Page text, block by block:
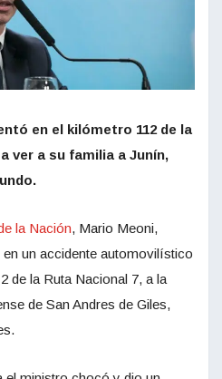
en el kilómetro 112 de la
ver a su familia a Junín,
la Nación, Mario Meoni,
un accidente automovilístico
de la Ruta Nacional 7, a la
de San Andres de Giles,